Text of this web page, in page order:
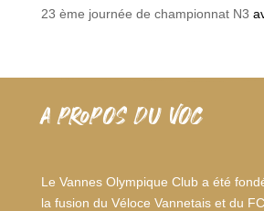
23 ème journée de championnat N3
A PROPOS DU VOC
Le Vannes Olympique Club a été
la fusion du Véloce Vannetais et du